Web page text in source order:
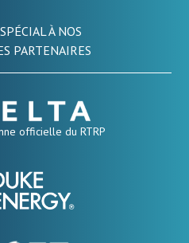
À NOS
PARTENAIRES
officielle du RTRP